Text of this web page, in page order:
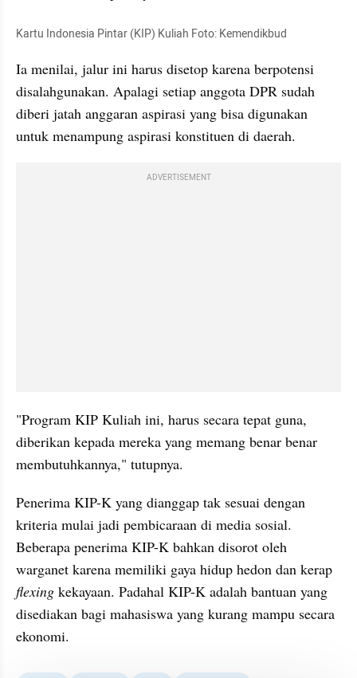
Kartu Indonesia Pintar (KIP) Kuliah Foto: Kemendikbud
Ia menilai, jalur ini harus disetop karena berpotensi
disalahgunakan. Apalagi setiap anggota DPR sudah
diberi jatah anggaran aspirasi yang bisa digunakan
untuk menampung aspirasi konstituen di daerah.
ADVERTISEMENT
"Program KIP Kuliah ini, harus secara tepat guna,
diberikan kepada mereka yang memang benar benar
membutuhkannya," tutupnya.
Penerima KIP-K yang dianggap tak sesuai dengan
kriteria mulai jadi pembicaraan di media sosial.
Beberapa penerima KIP-K bahkan disorot oleh
flexing kekayaan. Padahal KIP-K adalah bantuan yang
disediakan bagi mahasiswa yang kurang mampu secara
ekonomi.